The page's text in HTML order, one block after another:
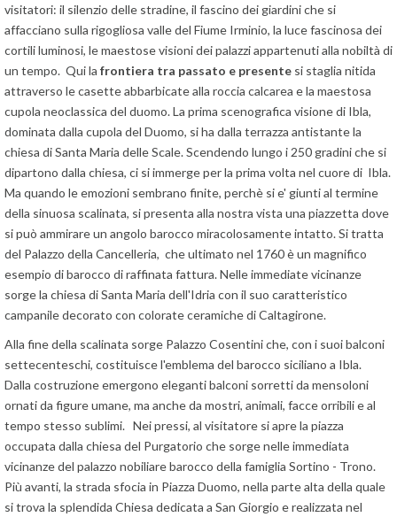
visitatori: il silenzio delle stradine, il fascino dei giardini che si
affacciano sulla rigogliosa valle del Fiume Irminio, la luce fascinosa dei
cortili luminosi, le maestose visioni dei palazzi appartenuti alla nobiltà di
un tempo. Qui la frontiera tra passato e presente si staglia nitida
attraverso le casette abbarbicate alla roccia calcarea e la maestosa
cupola neoclassica del duomo. La prima scenografica visione di Ibla,
dominata dalla cupola del Duomo, si ha dalla terrazza antistante la
chiesa di Santa Maria delle Scale. Scendendo lungo i 250 gradini che si
dipartono dalla chiesa, ci si immerge per la prima volta nel cuore di Ibla.
Ma quando le emozioni sembrano finite, perchè si e' giunti al termine
della sinuosa scalinata, si presenta alla nostra vista una piazzetta dove
si può ammirare un angolo barocco miracolosamente intatto. Si tratta
del Palazzo della Cancelleria, che ultimato nel 1760 è un magnifico
esempio di barocco di raffinata fattura. Nelle immediate vicinanze
sorge la chiesa di Santa Maria dell'Idria con il suo caratteristico
campanile decorato con colorate ceramiche di Caltagirone.
Alla fine della scalinata sorge Palazzo Cosentini che, con i suoi balconi
settecenteschi, costituisce l'emblema del barocco siciliano a Ibla.
Dalla costruzione emergono eleganti balconi sorretti da mensoloni
ornati da figure umane, ma anche da mostri, animali, facce orribili e al
tempo stesso sublimi. Nei pressi, al visitatore si apre la piazza
occupata dalla chiesa del Purgatorio che sorge nelle immediata
vicinanze del palazzo nobiliare barocco della famiglia Sortino - Trono.
Più avanti, la strada sfocia in Piazza Duomo, nella parte alta della quale
si trova la splendida Chiesa dedicata a San Giorgio e realizzata nel